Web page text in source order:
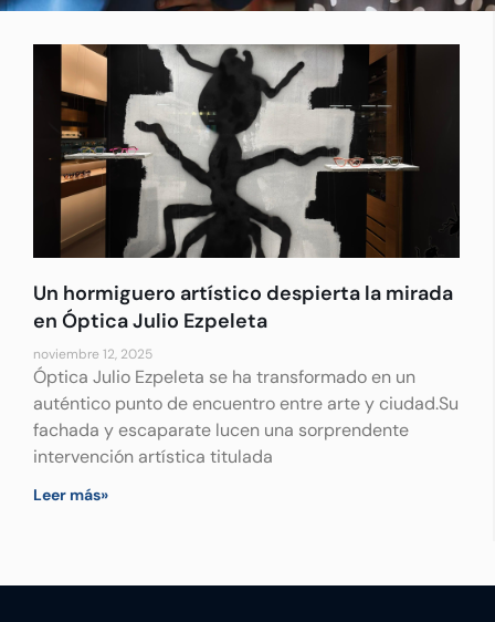
Un hormiguero artístico despierta la mirada
en Óptica Julio Ezpeleta
noviembre 12, 2025
Óptica Julio Ezpeleta se ha transformado en un
auténtico punto de encuentro entre arte y ciudad.Su
fachada y escaparate lucen una sorprendente
intervención artística titulada
Leer más»